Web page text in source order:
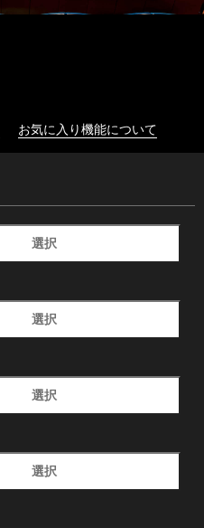
お気に入り機能について
選択
選択
選択
選択